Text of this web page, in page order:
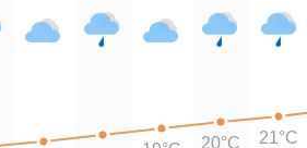
20°C 21°C